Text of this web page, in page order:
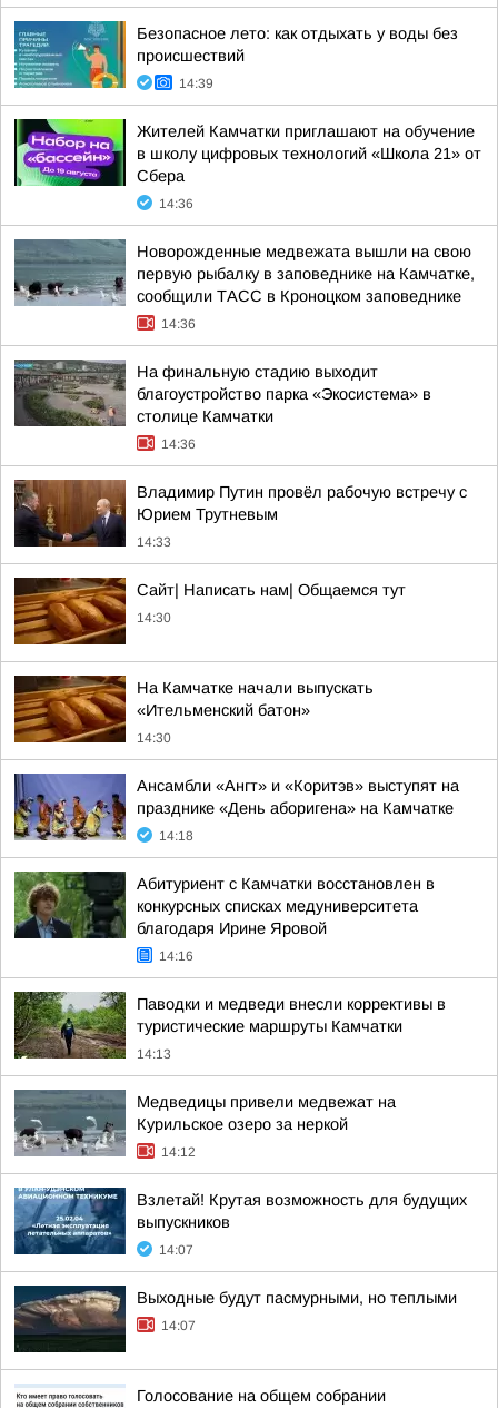
Безопасное лето: как отдыхать у воды без
происшествий
14:39
Жителей Камчатки приглашают на обучение
в школу цифровых технологий «Школа 21» от
Сбера
14:36
Новорожденные медвежата вышли на свою
первую рыбалку в заповеднике на Камчатке,
сообщили ТАСС в Кроноцком заповеднике
14:36
На финальную стадию выходит
благоустройство парка «Экосистема» в
столице Камчатки
14:36
Владимир Путин провёл рабочую встречу с
Юрием Трутневым
14:33
Сайт| Написать нам| Общаемся тут
14:30
На Камчатке начали выпускать
«Ительменский батон»
14:30
Ансамбли «Ангт» и «Коритэв» выступят на
празднике «День аборигена» на Камчатке
14:18
Абитуриент с Камчатки восстановлен в
конкурсных списках медуниверситета
благодаря Ирине Яровой
14:16
Паводки и медведи внесли коррективы в
туристические маршруты Камчатки
14:13
Медведицы привели медвежат на
Курильское озеро за неркой
14:12
Взлетай! Крутая возможность для будущих
выпускников
14:07
Выходные будут пасмурными, но теплыми
14:07
Голосование на общем собрании